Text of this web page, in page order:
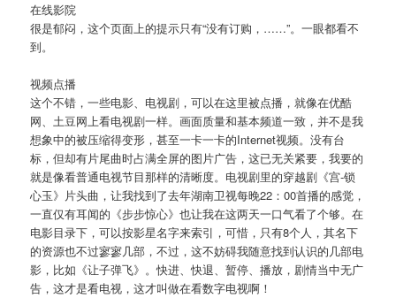
在线影院
很是郁闷，这个页面上的提示只有“没有订购，……”。一眼都看不
到。
视频点播
这个不错，一些电影、电视剧，可以在这里被点播，就像在优酷
网、土豆网上看电视剧一样。画面质量和基本频道一致，并不是我
想象中的被压缩得变形，甚至一卡一卡的Internet视频。没有台
标，但却有片尾曲时占满全屏的图片广告，这已无关紧要，我要的
就是像看普通电视节目那样的清晰度。电视剧里的穿越剧《宫-锁
心玉》片头曲，让我找到了去年湖南卫视每晚22：00首播的感觉，
一直仅有耳闻的《步步惊心》也让我在这两天一口气看了个够。在
电影目录下，可以按影星名字来索引，可惜，只有8个人，其名下
的资源也不过寥寥几部，不过，这不妨碍我随意找到认识的几部电
影，比如《让子弹飞》。快进、快退、暂停、播放，剧情当中无广
告，这才是看电视，这才叫做在看数字电视啊！